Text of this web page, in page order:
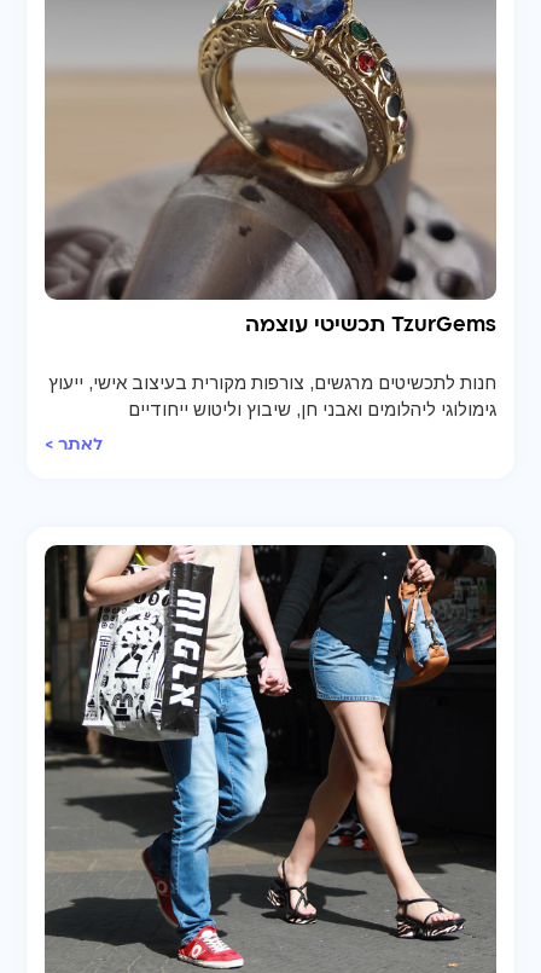
TzurGems תכשיטי עוצמה
חנות לתכשיטים מרגשים, צורפות מקורית בעיצוב אישי, ייעוץ
גימולוגי ליהלומים ואבני חן, שיבוץ וליטוש ייחודיים
לאתר >